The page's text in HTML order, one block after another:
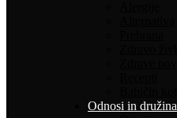
Odnosi in družina